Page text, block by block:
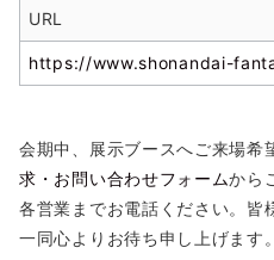
URL
https://www.shonandai-
会期中、展示ブースへご来場希
求・お問い合わせフォームから
各営業までお電話ください。皆
一同心よりお待ち申し上げます。